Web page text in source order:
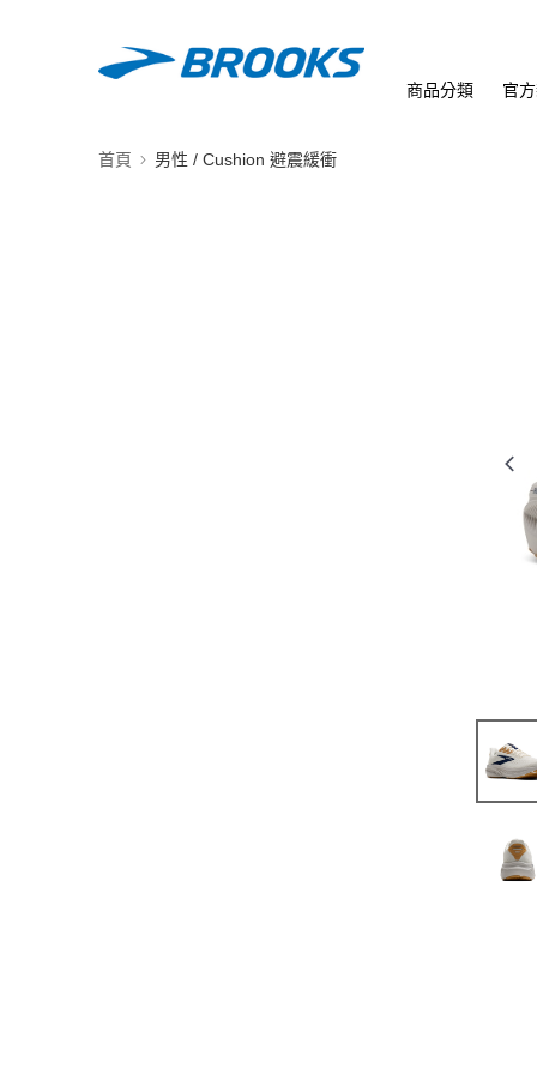
商品分類 官
首頁 男性 / Cushion 避震緩衝